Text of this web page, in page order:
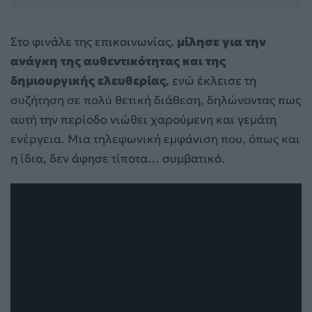
Στο φινάλε της επικοινωνίας, μίλησε για την
ανάγκη της αυθεντικότητας και της
δημιουργικής ελευθερίας, ενώ έκλεισε τη
συζήτηση σε πολύ θετική διάθεση, δηλώνοντας πως
αυτή την περίοδο νιώθει χαρούμενη και γεμάτη
ενέργεια. Μια τηλεφωνική εμφάνιση που, όπως και
η ίδια, δεν άφησε τίποτα… συμβατικό.